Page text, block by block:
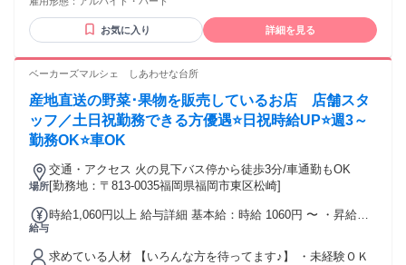
・もくもく作業が好き ・パンづくりや食品製造に興味がある
・コツコツと丁寧な作業が得意 ・接客より裏方で働きたい ・
朝の時間を活かして働きたい 焼きたてパンの香りに包まれな
も気になった方は、ぜひお気軽にご応募ください！
お気に入り 詳細を見る
ベーカーズマルシェ しあわせな台所
産地直送の野菜･果物を販売しているお店 店舗スタ
ッフ／土日祝勤務できる方優遇⭐日祝時給UP⭐週3～
勤務OK⭐車OK
場所
交通・アクセス 火の見下バス停から徒歩3分/車通勤もOK
[勤務地：〒813-0035福岡県福岡市東区松崎]
給与
時給1,060円以上 給与詳細 基本給：時給 1060円 〜 ・昇給あ
求めている人材 【いろんな方を待ってます♪】 ・未経験ＯＫ